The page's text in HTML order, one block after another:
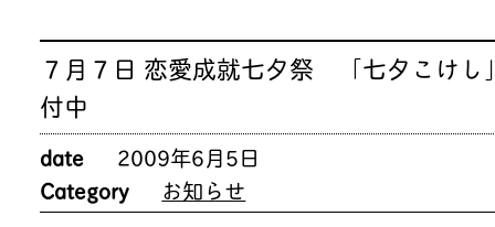
７月７日 恋愛成就七夕祭 「七夕こけし
付中
date
2009年6月5日
Category
お知らせ